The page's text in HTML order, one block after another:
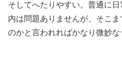
そしてへたりやすい。普通に
内は問題ありませんが、そこ
のかと言われればかなり微妙な